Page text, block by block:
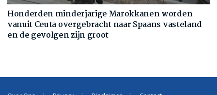
Honderden minderjarige Marokkanen worden
vanuit Ceuta overgebracht naar Spaans vasteland
en de gevolgen zijn groot